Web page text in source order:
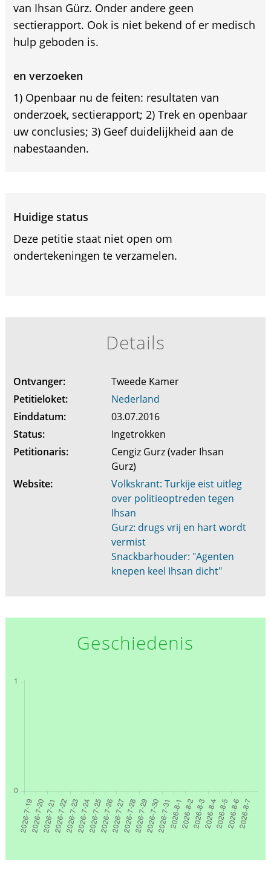
van Ihsan Gürz. Onder andere geen
sectierapport. Ook is niet bekend of er medisch
hulp geboden is.
en verzoeken
1) Openbaar nu de feiten: resultaten van
onderzoek, sectierapport; 2) Trek en openbaar
uw conclusies; 3) Geef duidelijkheid aan de
nabestaanden.
Huidige status
Deze petitie staat niet open om
ondertekeningen te verzamelen.
Details
Ontvanger:
Tweede Kamer
Petitieloket:
Nederland
Einddatum:
03.07.2016
Status:
Ingetrokken
Petitionaris:
Cengiz Gurz (vader Ihsan
Gurz)
Website:
Volkskrant: Turkije eist uitleg
over politieoptreden tegen
Ihsan
Gurz: drugs vrij en hart wordt
vermist
Snackbarhouder: "Agenten
knepen keel Ihsan dicht"
Geschiedenis